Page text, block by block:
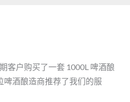
客户购买了一套 1000L 啤酒酿
啤酒酿造商推荐了我们的服